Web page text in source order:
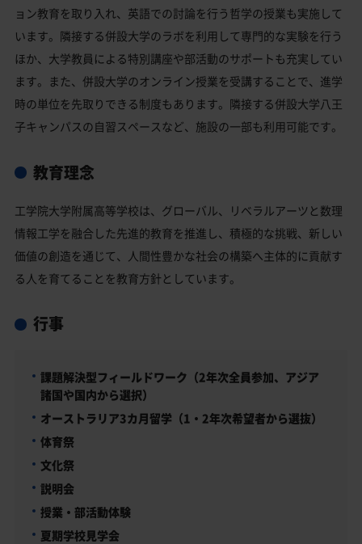
ョン教育を取り入れ、英語での討論を行う哲学の授業も実施して
います。隣接する併設大学のラボを利用して専門的な実験を行う
ほか、大学教員による特別講座や部活動のサポートも充実してい
ます。また、併設大学のオンライン授業を受講することで、進学
時の単位を先取りできる制度もあります。隣接する併設大学八王
子キャンパスの自習スペースなど、施設の一部も利用可能です。
教育理念
工学院大学附属高等学校は、グローバル、リベラルアーツと数理
情報工学を融合した先進的教育を推進し、積極的な挑戦、新しい
価値の創造を通じて、人間性豊かな社会の構築へ主体的に貢献す
る人を育てることを教育方針としています。
行事
課題解決型フィールドワーク（2年次全員参加、アジア
諸国や国内から選択）
オーストラリア3カ月留学（1・2年次希望者から選抜）
体育祭
文化祭
説明会
授業・部活動体験
夏期学校見学会